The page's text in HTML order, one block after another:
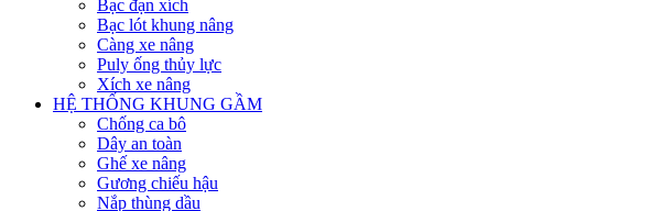
Bạc đạn xích
Bạc lót khung nâng
Càng xe nâng
Puly ống thủy lực
Xích xe nâng
HỆ THỐNG KHUNG GẦM
Chống ca bô
Dây an toàn
Ghế xe nâng
Gương chiếu hậu
Nắp thùng dầu